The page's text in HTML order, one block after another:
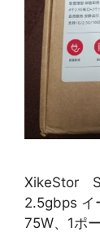
XikeStor
2.5gbps イ
75W、1ポ